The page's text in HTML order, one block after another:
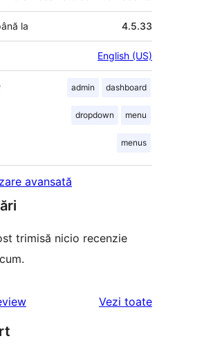
la 4.5.33
English (US)
admin dashboard
dropdown menu
menus
avansată
trimisă nicio recenzie
Vezi toaterecenziile